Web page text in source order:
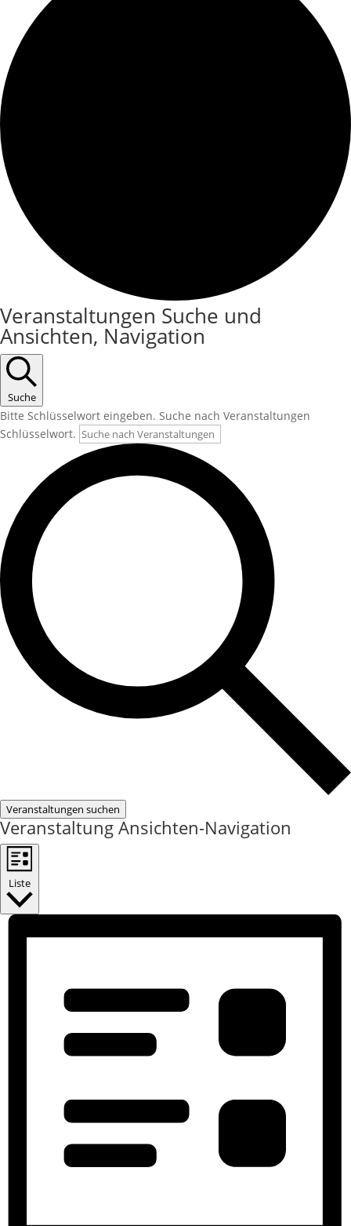
Veranstaltungen
Veranstaltungen Suche und
Ansichten, Navigation
Suche
Bitte Schlüsselwort eingeben. Suche nach Veranstaltungen
Schlüsselwort.
Veranstaltungen suchen
Veranstaltung Ansichten-Navigation
Liste